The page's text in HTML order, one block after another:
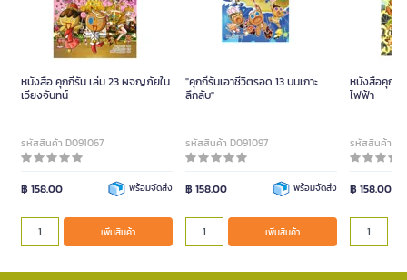
หนังสือ คุกกี้รัน เล่ม 23 ผจญภัยใน
เวียงจันทน์
รหัสสินค้า D091067
฿ 158.00 พร้อมจัดส่ง
เพิ่มสินค้า
"คุกกี้รันเอาชีวิตรอด 13 บนเกาะ
ลึกลับ"
รหัสสินค้า D091097
฿ 158.00 พร้อมจัดส่ง
เพิ่มสินค้า
หนังสือคุกกี้รั
ไฟฟ้า
รหัสสินค้า
฿ 158.00